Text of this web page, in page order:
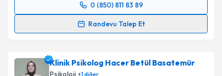
0 (850) 811 83 89
Randevu Talep Et
Randevu Takvimi Talebi
takvim hazırlandığında e-posta ile bilgilendireceğiz.
Klinik Psikolog Hacer Betül Basatemür
Psikoloji +1diğer